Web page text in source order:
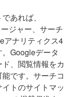
あれば、
ジャー、サーチ
アナリティクス4
Googleデータ
、閲覧情報をカ
です。サーチコ
トのサイトマッ